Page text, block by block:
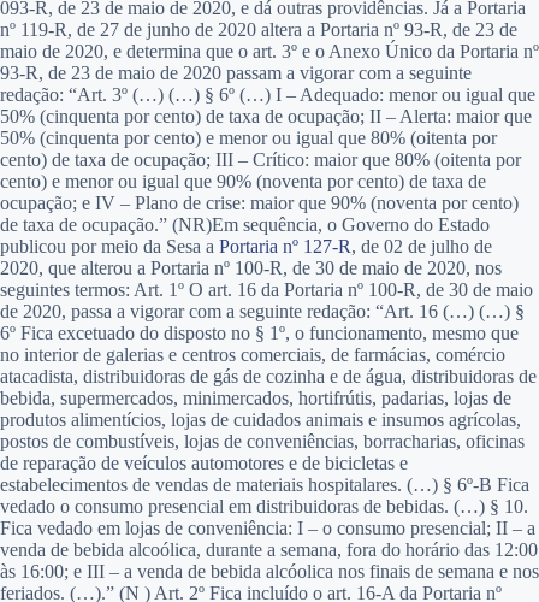
093-R, de 23 de maio de 2020, e dá outras providências. Já a Portaria
nº 119-R, de 27 de junho de 2020 altera a Portaria nº 93-R, de 23 de
maio de 2020, e determina que o art. 3º e o Anexo Único da Portaria nº
93-R, de 23 de maio de 2020 passam a vigorar com a seguinte
redação: “Art. 3º (…) (…) § 6º (…) I – Adequado: menor ou igual que
50% (cinquenta por cento) de taxa de ocupação; II – Alerta: maior que
50% (cinquenta por cento) e menor ou igual que 80% (oitenta por
cento) de taxa de ocupação; III – Crítico: maior que 80% (oitenta por
cento) e menor ou igual que 90% (noventa por cento) de taxa de
ocupação; e IV – Plano de crise: maior que 90% (noventa por cento)
de taxa de ocupação.” (NR)Em sequência, o Governo do Estado
publicou por meio da Sesa a Portaria nº 127-R, de 02 de julho de
2020, que alterou a Portaria nº 100-R, de 30 de maio de 2020, nos
seguintes termos: Art. 1º O art. 16 da Portaria nº 100-R, de 30 de maio
de 2020, passa a vigorar com a seguinte redação: “Art. 16 (…) (…) §
6º Fica excetuado do disposto no § 1º, o funcionamento, mesmo que
no interior de galerias e centros comerciais, de farmácias, comércio
atacadista, distribuidoras de gás de cozinha e de água, distribuidoras de
bebida, supermercados, minimercados, hortifrútis, padarias, lojas de
produtos alimentícios, lojas de cuidados animais e insumos agrícolas,
postos de combustíveis, lojas de conveniências, borracharias, oficinas
de reparação de veículos automotores e de bicicletas e
estabelecimentos de vendas de materiais hospitalares. (…) § 6º-B Fica
vedado o consumo presencial em distribuidoras de bebidas. (…) § 10.
Fica vedado em lojas de conveniência: I – o consumo presencial; II – a
venda de bebida alcoólica, durante a semana, fora do horário das 12:00
às 16:00; e III – a venda de bebida alcóolica nos finais de semana e nos
feriados. (…).” (N ) Art. 2º Fica incluído o art. 16-A da Portaria nº